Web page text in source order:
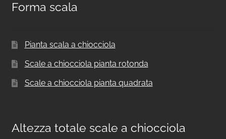
Forma scala
Pianta scala a chiocciola
Scale a chiocciola pianta rotonda
Scale a chiocciola pianta quadrata
Altezza totale scale a chiocciola